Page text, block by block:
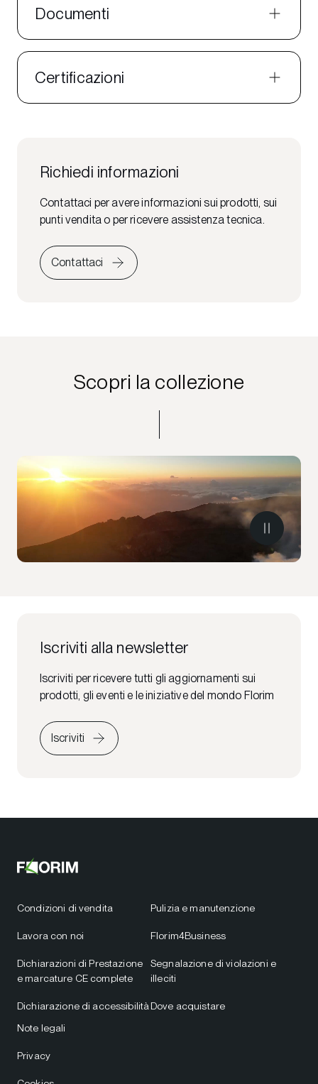
Documenti
Certificazioni
Richiedi informazioni
Contattaci per avere informazioni sui prodotti, sui
punti vendita o per ricevere assistenza tecnica.
Contattaci
Scopri la collezione
Iscriviti alla newsletter
Iscriviti per ricevere tutti gli aggiornamenti sui
prodotti, gli eventi e le iniziative del mondo Florim
Iscriviti
Condizioni di vendita
Lavora con noi
Dichiarazioni di Prestazione
e marcature CE complete
Dichiarazione di accessibilità
Pulizia e manutenzione
Florim4Business
Segnalazione di violazioni e
illeciti
Dove acquistare
Note legali
Privacy